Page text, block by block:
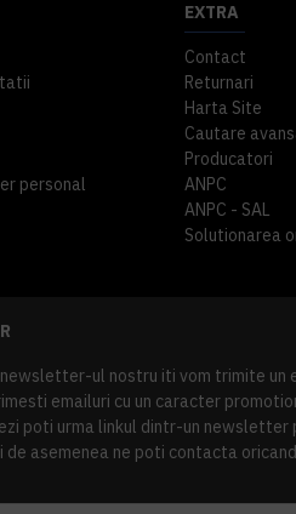
personal
EXTRA
Contact
Returnari
Harta Site
Cautare
Producatori
ANPC
ANPC - SAL
Solutionarea
ul nostru iti vom trimite
emailuri cu un caracter
poti urma linkul dintr-un
de asemenea ne poti contacta